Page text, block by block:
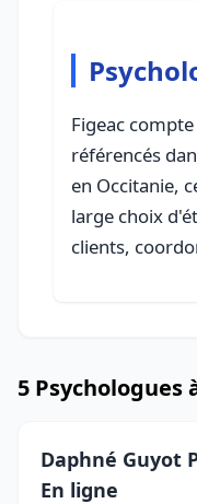
Figeac compte
référencés
en Occitanie,
large choix
clients,
5 Psychologues
Daphné Guyot
En ligne